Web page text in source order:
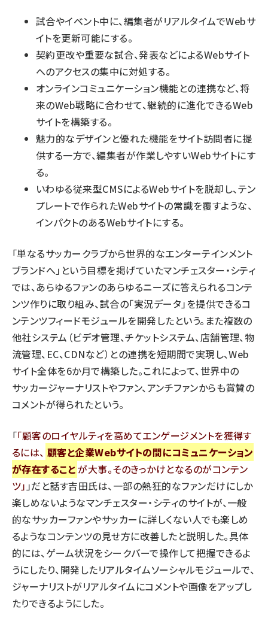
試合やイベント中に、編集者がリアルタイムでWebサ
イトを更新可能にする。
契約更改や重要な試合、発表などによるWebサイト
へのアクセスの集中に対処する。
オンラインコミュニケーション機能との連携など、将
来のWeb戦略に合わせて、継続的に進化できるWeb
サイトを構築する。
魅力的なデザインと優れた機能をサイト訪問者に提
供する一方で、編集者が作業しやすいWebサイトにす
る。
いわゆる従来型CMSによるWebサイトを脱却し、テン
プレートで作られたWebサイトの常識を覆すような、
インパクトのあるWebサイトにする。
「単なるサッカークラブから世界的なエンターテインメント
ブランドへ」という目標を掲げていたマンチェスター・シティ
では、あらゆるファンのあらゆるニーズに答えられるコンテ
ンツ作りに取り組み、試合の「実況データ」を提供できるコ
ンテンツフィードモジュールを開発したという。また複数の
他社システム（ビデオ管理、チケットシステム、店舗管理、物
流管理、EC、CDNなど）との連携を短期間で実現し、Web
サイト全体を6か月で構築した。これによって、世界中の
サッカージャーナリストやファン、アンチファンからも賞賛の
コメントが得られたという。
「 顧客のロイヤルティを高めてエンゲージメントを獲得す
るには、 顧客と企業Webサイトの間にコミュニケーション
が存在することが大事。そのきっかけとなるのがコンテン
ツ 」だと話す吉田氏は、一部の熱狂的なファンだけにしか
楽しめないようなマンチェスター・シティのサイトが、一般
的なサッカーファンやサッカーに詳しくない人でも楽しめ
るようなコンテンツの見せ方に改善したと説明した。具体
的には、ゲーム状況をシークバーで操作して把握できるよ
うにしたり、開発したリアルタイムソーシャルモジュールで、
ジャーナリストがリアルタイムにコメントや画像をアップし
たりできるようにした。